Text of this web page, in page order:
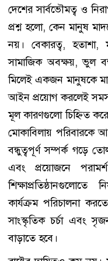
দেশের সার্বভৌমত্ব ও
প্রশ্ন হলো, কেন মানুষ
নয়। বেকারত্ব, হতাশা,
সামাজিক অবক্ষয়, ভুল
মিলেই একজন মানুষকে
আইন প্রয়োগ করলেই
মূল কারণগুলো চিহ্নিত
মোকাবিলায় পরিবারকে
বন্ধুত্বপূর্ণ সম্পর্ক গড়ে
এবং প্রয়োজনে
কার্যক্রম পরিচালনা
সাংস্কৃতিক চর্চা এবং
বাড়াতে হবে।